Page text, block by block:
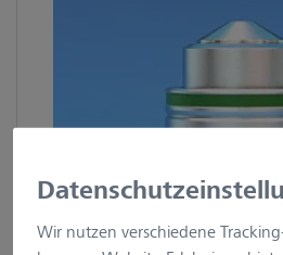
Wir nutzen verschiedene